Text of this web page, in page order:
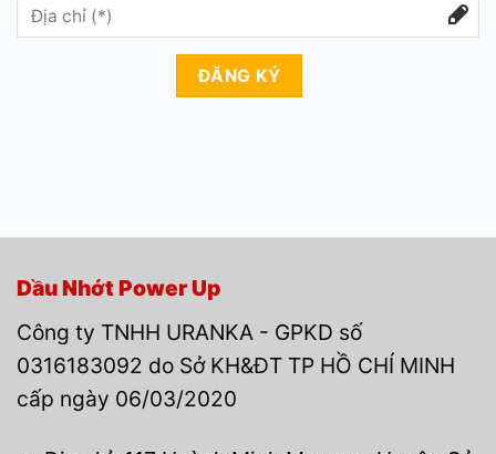
Dầu Nhớt Power Up
Công ty TNHH URANKA - GPKD số
0316183092 do Sở KH&ĐT TP HỒ CHÍ MINH
cấp ngày 06/03/2020